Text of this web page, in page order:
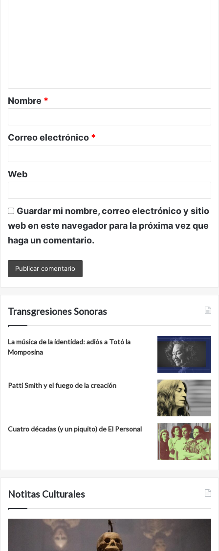
a
r
o
*
Nombre *
Correo electrónico *
Web
Guardar mi nombre, correo electrónico y sitio
web en este navegador para la próxima vez que
haga un comentario.
Transgresiones Sonoras
La música de la identidad: adiós a Totó la
Momposina
Patti Smith y el fuego de la creación
Cuatro décadas (y un piquito) de El Personal
Notitas Culturales